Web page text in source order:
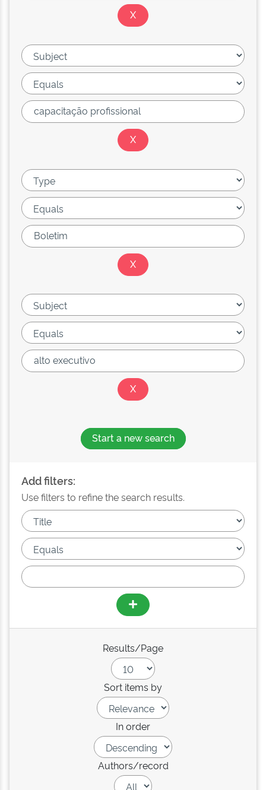
Start a new search
Add filters:
Use filters to refine the search results.
Results/Page
Sort items by
In order
Authors/record